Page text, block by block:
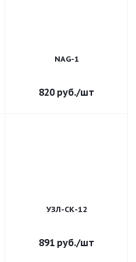
NAG-1
820руб./шт
УЗЛ-СК-12
891 руб./шт